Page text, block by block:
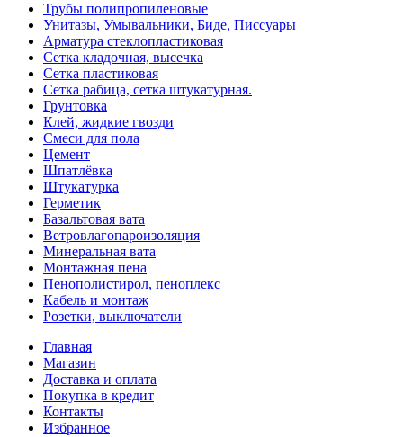
Трубы полипропиленовые
Унитазы, Умывальники, Биде, Писсуары
Арматура стеклопластиковая
Сетка кладочная, высечка
Сетка пластиковая
Сетка рабица, сетка штукатурная.
Грунтовка
Клей, жидкие гвозди
Смеси для пола
Цемент
Шпатлёвка
Штукатурка
Герметик
Базальтовая вата
Ветровлагопароизоляция
Минеральная вата
Монтажная пена
Пенополистирол, пеноплекс
Кабель и монтаж
Розетки, выключатели
Главная
Магазин
Доставка и оплата
Покупка в кредит
Контакты
Избранное